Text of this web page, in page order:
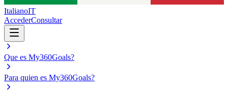
ItalianoIT
AccederConsultar
Que es My360Goals?
Para quien es My360Goals?